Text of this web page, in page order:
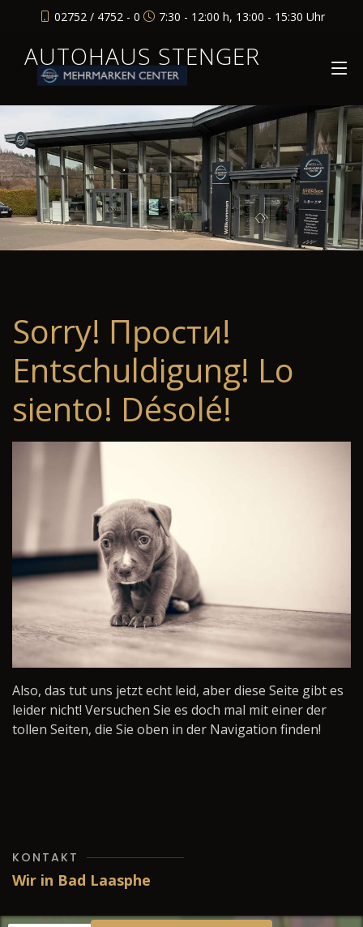
02752 / 4752 - 0 7:30 - 12:00 h, 13:00 - 15:30 Uhr
AUTOHAUS STENGER
Sorry! Прости!
Entschuldigung! Lo
siento! Désolé!
Also, das tut uns jetzt echt leid, aber diese Seite gibt es
leider nicht! Versuchen Sie es doch mal mit einer der
tollen Seiten, die Sie oben in der Navigation finden!
KONTAKT
Wir in Bad Laasphe